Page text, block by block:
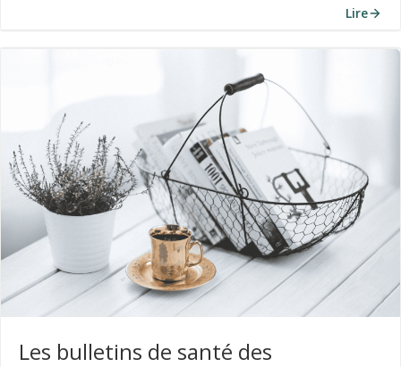
Lire
Les bulletins de santé des